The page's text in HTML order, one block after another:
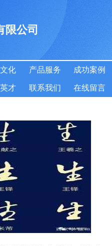
限公司
化 产品服务 成功案例
才 联系我们 在线留言